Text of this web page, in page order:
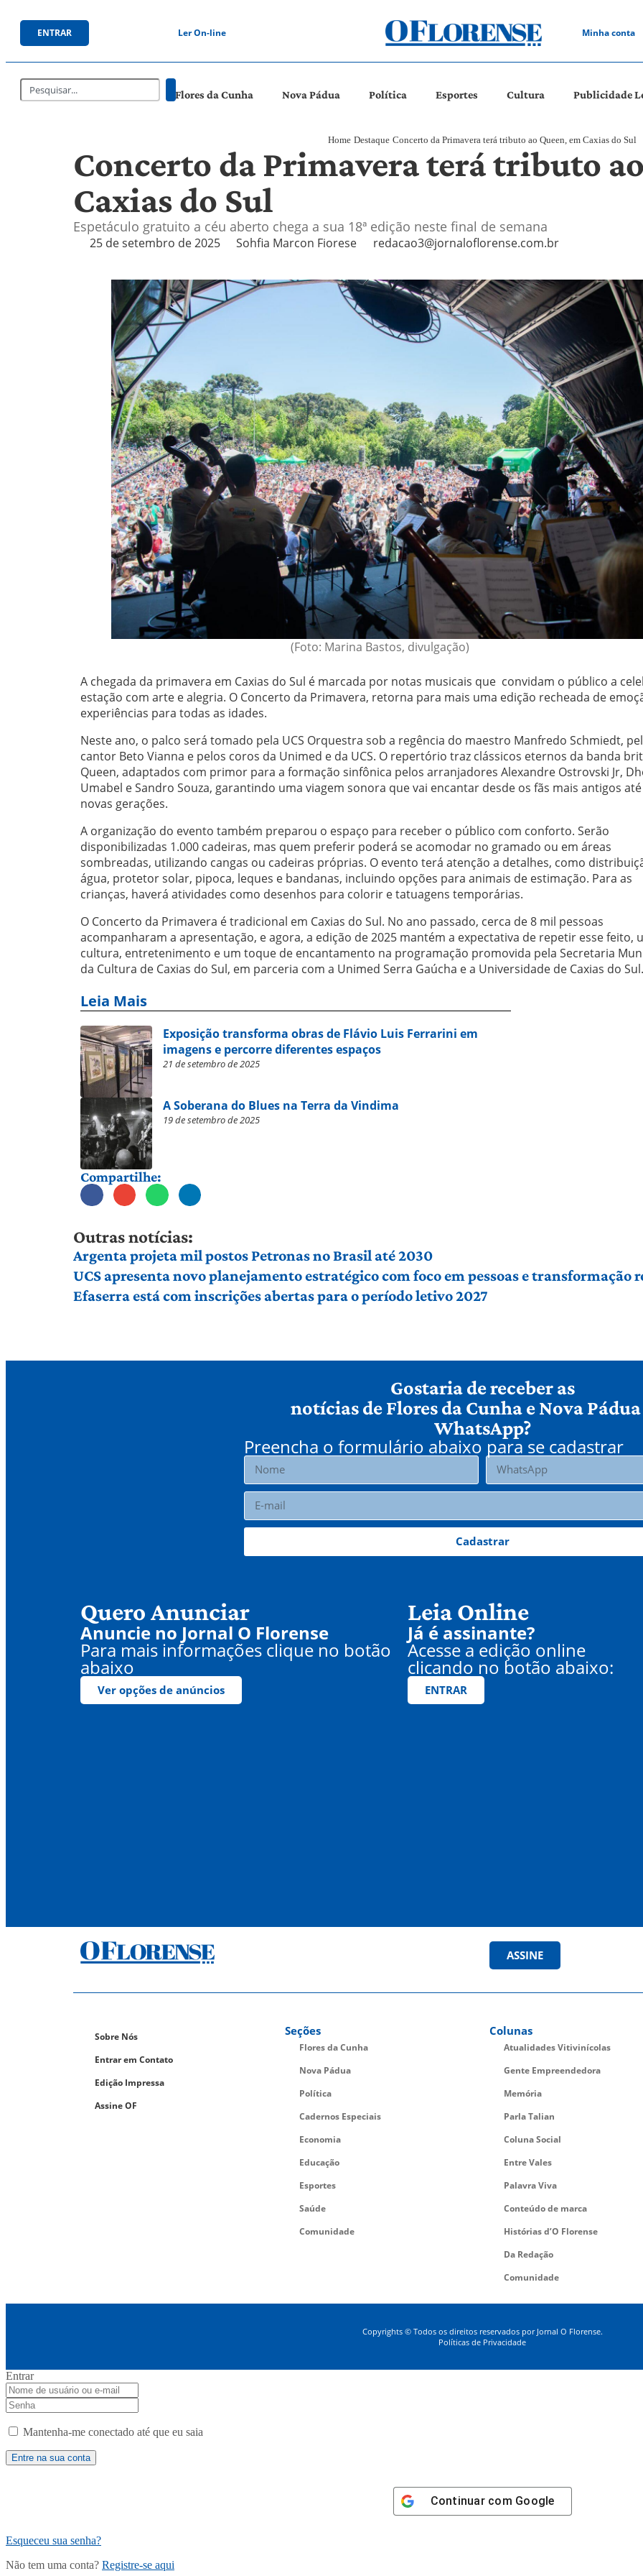
ENTRAR Ler On-line Minha conta
Flores da Cunha Nova Pádua Política Esportes Cultura Publicidade
Home Destaque Concerto da Primavera terá tributo ao Queen, em Caxias do Sul
Concerto da Primavera terá tributo
Caxias do Sul
Espetáculo gratuito a céu aberto chega a sua 18ª edição neste final de semana
25 de setembro de 2025 Sohfia Marcon Fiorese redacao3@jornaloflorense.com.br
(Foto: Marina Bastos, divulgação)
A chegada da primavera em Caxias do Sul é marcada por notas musicais que convidam o público a
estação com arte e alegria. O Concerto da Primavera, retorna para mais uma edição recheada de
experiências para todas as idades.
Neste ano, o palco será tomado pela UCS Orquestra sob a regência do maestro Manfredo Schmiedt,
cantor Beto Vianna e pelos coros da Unimed e da UCS. O repertório traz clássicos eternos da banda
Queen, adaptados com primor para a formação sinfônica pelos arranjadores Alexandre Ostrovski Jr,
Umabel e Sandro Souza, garantindo uma viagem sonora que vai encantar desde os fãs mais antigos
novas gerações.
A organização do evento também preparou o espaço para receber o público com conforto. Serão
disponibilizadas 1.000 cadeiras, mas quem preferir poderá se acomodar no gramado ou em áreas
sombreadas, utilizando cangas ou cadeiras próprias. O evento terá atenção a detalhes, como
água, protetor solar, pipoca, leques e bandanas, incluindo opções para animais de estimação. Para as
crianças, haverá atividades como desenhos para colorir e tatuagens temporárias.
O Concerto da Primavera é tradicional em Caxias do Sul. No ano passado, cerca de 8 mil pessoas
acompanharam a apresentação, e agora, a edição de 2025 mantém a expectativa de repetir esse feito,
cultura, entretenimento e um toque de encantamento na programação promovida pela Secretaria
da Cultura de Caxias do Sul, em parceria com a Unimed Serra Gaúcha e a Universidade de Caxias do Sul.
Leia Mais
Exposição transforma obras de Flávio Luis Ferrarini em
imagens e percorre diferentes espaços
21 de setembro de 2025
A Soberana do Blues na Terra da Vindima
19 de setembro de 2025
Compartilhe:
Outras notícias:
Argenta projeta mil postos Petronas no Brasil até 2030
UCS apresenta novo planejamento estratégico com foco em pessoas e transformação
Efaserra está com inscrições abertas para o período letivo 2027
Gostaria de receber as
notícias de Flores da Cunha e Nova
WhatsApp?
Preencha o formulário abaixo para se cadastrar
Cadastrar
Quero Anunciar
Anuncie no Jornal O Florense
Para mais informações clique no botão
abaixo
Ver opções de anúncios
Leia Online
Já é assinante?
Acesse a edição online
clicando no botão abaixo:
ENTRAR
ASSINE
Sobre Nós
Entrar em Contato
Edição Impressa
Assine OF
Seções
Flores da Cunha
Nova Pádua
Política
Cadernos Especiais
Economia
Educação
Esportes
Saúde
Comunidade
Colunas
Atualidades Vitivinícolas
Gente Empreendedora
Memória
Parla Talian
Coluna Social
Entre Vales
Palavra Viva
Conteúdo de marca
Histórias d’O Florense
Da Redação
Comunidade
Copyrights © Todos os direitos reservados por Jornal O Florense.
Políticas de Privacidade
Entrar
Mantenha-me conectado até que eu saia
Continuar com Google
Esqueceu sua senha?
Não tem uma conta? Registre-se aqui